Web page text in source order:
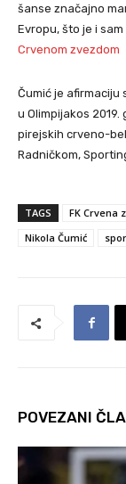
šanse značajno
Evropu, što je i
Crvenom zvezdom
Čumić je afirmaciju
u Olimpijakos
pirejskih crveno-
Radničkom,
TAGS FK Crvena
Nikola Čumić
POVEZANI